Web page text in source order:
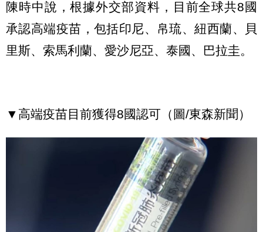
陳時中說，根據外交部資料，目前全球共8國
承認高端疫苗，包括印尼、帛琉、紐西蘭、貝
里斯、索馬利蘭、愛沙尼亞、泰國、巴拉圭。
▼高端疫苗目前獲得8國認可（圖/東森新聞）